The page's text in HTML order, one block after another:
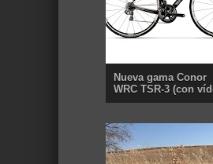
Nueva gama Conor
WRC TSR-3 (con